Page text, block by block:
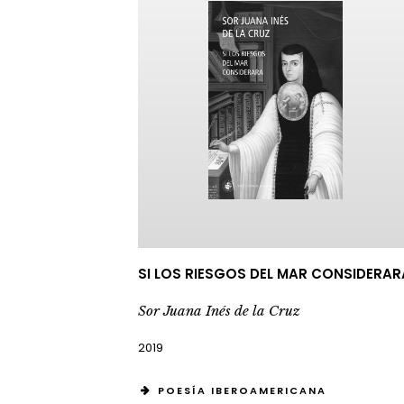
SI LOS RIESGOS DEL MAR
Sor Juana Inés de la Cruz
2019
POESÍA IBEROAMERICANA